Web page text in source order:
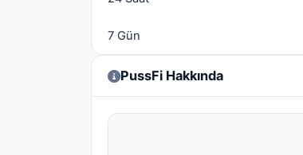
7 Gün
PussFi Hakkında